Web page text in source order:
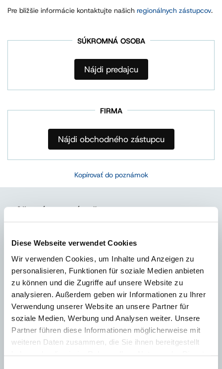
Diese Webseite verwendet Cookies
Wir verwenden Cookies, um Inhalte und Anzeigen zu
personalisieren, Funktionen für soziale Medien anbieten
zu können und die Zugriffe auf unsere Website zu
analysieren. Außerdem geben wir Informationen zu Ihrer
Verwendung unserer Website an unsere Partner für
soziale Medien, Werbung und Analysen weiter. Unsere
Partner führen diese Informationen möglicherweise mit
weiteren Daten zusammen, die Sie ihnen bereitgestellt
Pre bližšie informácie kontaktujte našich regionálnych zástupcov.
SÚKROMNÁ OSOBA
Nájdi predajcu
FIRMA
Nájdi obchodného zástupcu
Kopírovať do poznámok